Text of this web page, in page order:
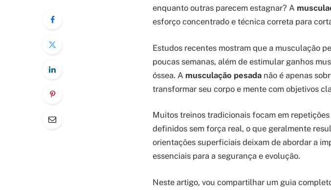
enquanto outras parecem estagnar? A
esforço concentrado e técnica correta para
Estudos recentes mostram que a musculação
poucas semanas, além de estimular ganhos
óssea. A musculação pesada não é apenas
transformar seu corpo e mente com objetivos
Muitos treinos tradicionais focam em
definidos sem força real, o que geralmente
orientações superficiais deixam de abordar a
essenciais para a segurança e evolução.
Neste artigo, vou compartilhar um guia